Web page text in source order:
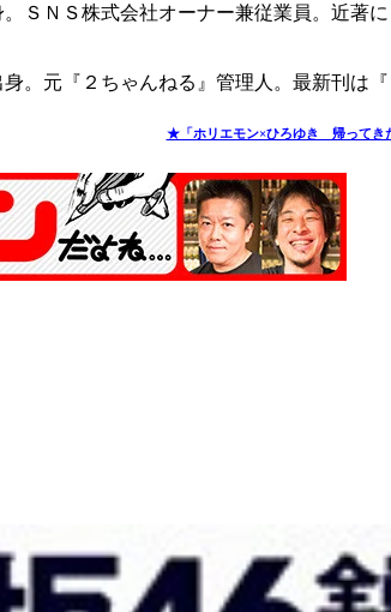
ＳＮＳ株式会社オーナー兼従業員。近著
。元『２ちゃんねる』管理人。最新刊は
★「ホリエモン×ひろゆき 帰ってき